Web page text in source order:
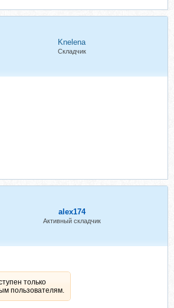
Knelena
Складчик
alex174
Активный складчик
только
пользователям.